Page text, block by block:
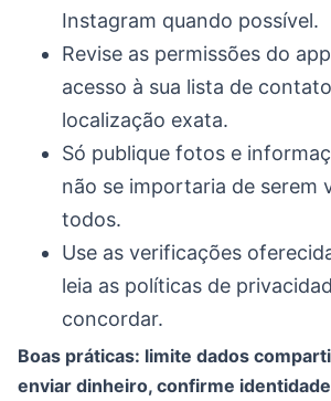
Instagram quando possível.
Revise as permissões do
acesso à sua lista de
localização exata.
Só publique fotos e
não se importaria de serem
todos.
Use as verificações
leia as políticas de
concordar.
Boas práticas: limite dados
enviar dinheiro, confirme